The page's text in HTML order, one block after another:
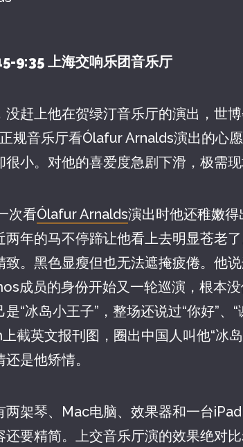
9:35 上海交响乐团音乐厅
没赶上他在贺绿汀音乐厅的演出，世
规音乐厅看Ólafur Arnalds演出的心
很小。对他的喜爱度急剧下滑，极需现
次看Ólafur Arnalds演出时他还稚嫩
两年的马不停蹄让他看上去明显苍老
致。黑色显瘦但也无法遮掩疲倦。他
成员的身份开始又一轮巡演，根本
“冰岛小王子”，整场还说过“你好”、
截英文报刊图，圈出中国人叫他“冰
是他矫情。
两架琴、Mac电脑、效果器和一台
还要精简。上交音乐厅演的效果绝对